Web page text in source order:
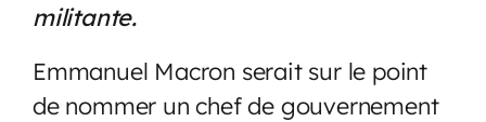
militante.
Emmanuel Macron serait sur le point
de nommer un chef de gouvernement